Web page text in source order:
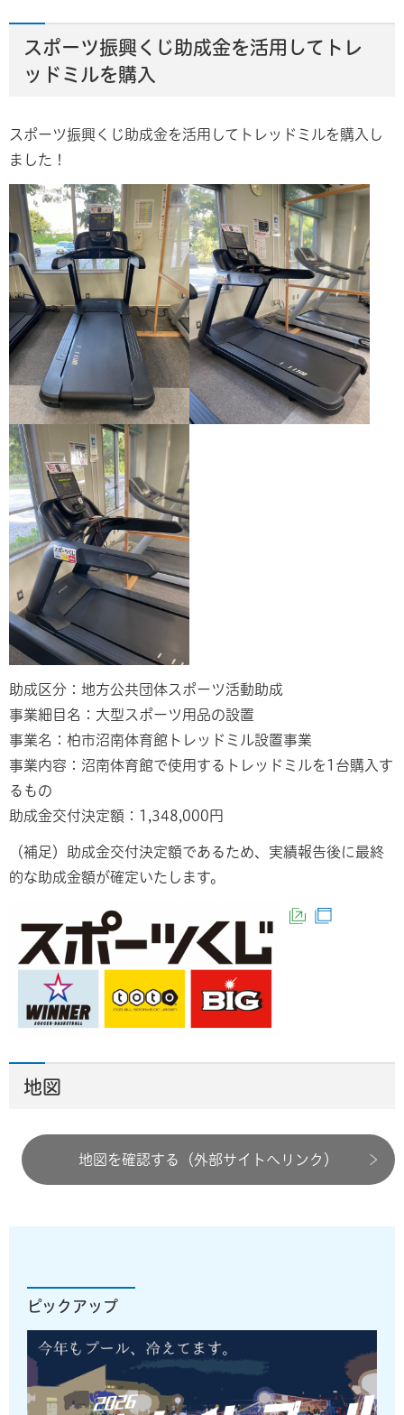
スポーツ振興くじ助成金を活用してトレ
ッドミルを購入
スポーツ振興くじ助成金を活用してトレッドミルを購入し
ました！
助成区分：地方公共団体スポーツ活動助成
事業細目名：大型スポーツ用品の設置
事業名：柏市沼南体育館トレッドミル設置事業
事業内容：沼南体育館で使用するトレッドミルを1台購入す
るもの
助成金交付決定額：1,348,000円
（補足）助成金交付決定額であるため、実績報告後に最終
的な助成金額が確定いたします。
（外部サイト
地図
地図を確認する（外部サイトへリンク）
ピックアップ